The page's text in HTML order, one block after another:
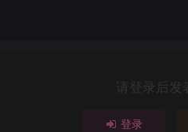
请登录后发
登录